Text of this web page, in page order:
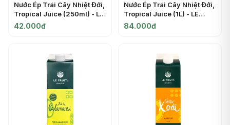
Nước Ép Trái Cây Nhiệt Đới,
Tropical Juice (250ml) - LE
FRUIT
42.000đ
Nước Ép Trái Cây Nhiệt Đới,
Tropical Juice (1L) - LE
FRUIT
84.000đ